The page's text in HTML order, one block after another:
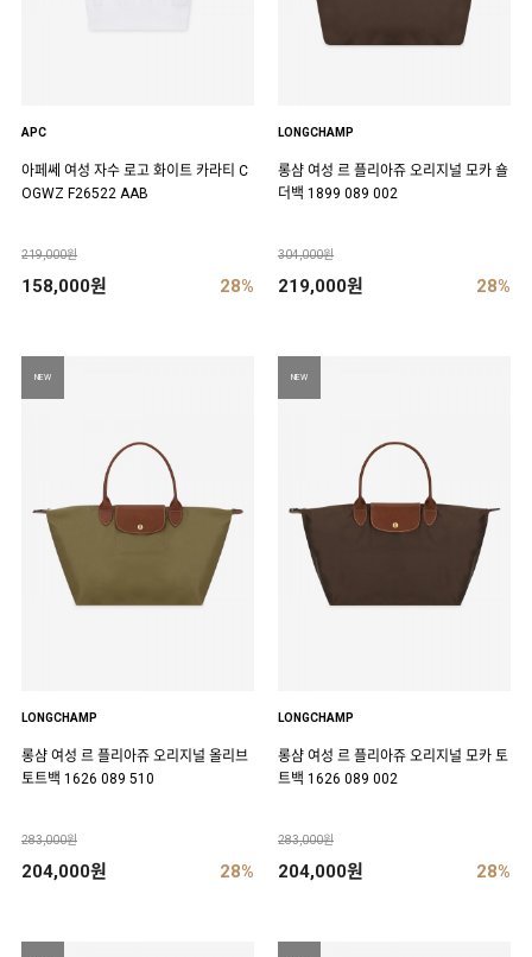
APC
아페쎄 여성 자수 로고 화이트 카라티 C
OGWZ F26522 AAB
219,000원
158,000원 28%
LONGCHAMP
롱샴 여성 르 플리아쥬 오리지널 모카 숄
더백 1899 089 002
304,000원
219,000원 28%
NEW
LONGCHAMP
롱샴 여성 르 플리아쥬 오리지널 올리브
토트백 1626 089 510
283,000원
204,000원 28%
NEW
LONGCHAMP
롱샴 여성 르 플리아쥬 오리지널 모카 토
트백 1626 089 002
283,000원
204,000원 28%